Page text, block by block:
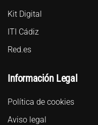
Kit Digital
ITI Cádiz
Red.es
Información Legal
Política de cookies
Aviso legal